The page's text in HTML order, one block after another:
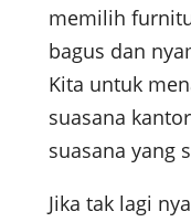
memilih
bagus dan
Kita untuk
suasana
suasana yang
Jika tak lagi